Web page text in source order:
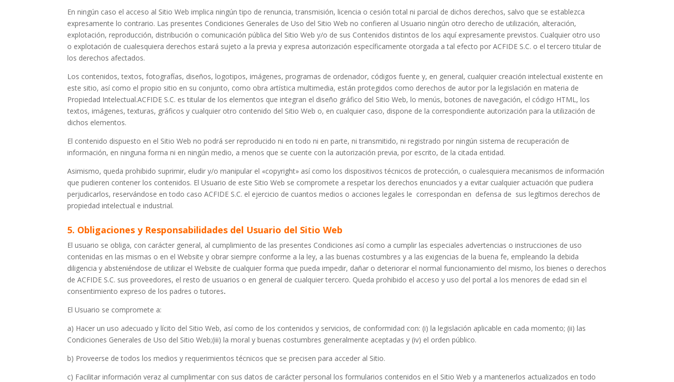
En ningún caso el acceso al Sitio Web implica ningún tipo de renuncia, transmisión, licencia o cesión total ni parcial de dichos derechos, salvo que se establezca
expresamente lo contrario. Las presentes Condiciones Generales de Uso del Sitio Web no confieren al Usuario ningún otro derecho de utilización, alteración,
explotación, reproducción, distribución o comunicación pública del Sitio Web y/o de sus Contenidos distintos de los aquí expresamente previstos. Cualquier otro uso
o explotación de cualesquiera derechos estará sujeto a la previa y expresa autorización específicamente otorgada a tal efecto por ACFIDE S.C. o el tercero titular de
los derechos afectados.
Los contenidos, textos, fotografías, diseños, logotipos, imágenes, programas de ordenador, códigos fuente y, en general, cualquier creación intelectual existente en
este sitio, así como el propio sitio en su conjunto, como obra artística multimedia, están protegidos como derechos de autor por la legislación en materia de
Propiedad Intelectual.ACFIDE S.C. es titular de los elementos que integran el diseño gráfico del Sitio Web, lo menús, botones de navegación, el código HTML, los
textos, imágenes, texturas, gráficos y cualquier otro contenido del Sitio Web o, en cualquier caso, dispone de la correspondiente autorización para la utilización de
dichos elementos.
El contenido dispuesto en el Sitio Web no podrá ser reproducido ni en todo ni en parte, ni transmitido, ni registrado por ningún sistema de recuperación de
información, en ninguna forma ni en ningún medio, a menos que se cuente con la autorización previa, por escrito, de la citada entidad.
Asimismo, queda prohibido suprimir, eludir y/o manipular el «copyright» así como los dispositivos técnicos de protección, o cualesquiera mecanismos de información
que pudieren contener los contenidos. El Usuario de este Sitio Web se compromete a respetar los derechos enunciados y a evitar cualquier actuación que pudiera
perjudicarlos, reservándose en todo caso ACFIDE S.C. el ejercicio de cuantos medios o acciones legales le correspondan en defensa de sus legítimos derechos de
propiedad intelectual e industrial.
5. Obligaciones y Responsabilidades del Usuario del Sitio Web
El usuario se obliga, con carácter general, al cumplimiento de las presentes Condiciones así como a cumplir las especiales advertencias o instrucciones de uso
contenidas en las mismas o en el Website y obrar siempre conforme a la ley, a las buenas costumbres y a las exigencias de la buena fe, empleando la debida
diligencia y absteniéndose de utilizar el Website de cualquier forma que pueda impedir, dañar o deteriorar el normal funcionamiento del mismo, los bienes o derechos
de ACFIDE S.C. sus proveedores, el resto de usuarios o en general de cualquier tercero. Queda prohibido el acceso y uso del portal a los menores de edad sin el
consentimiento expreso de los padres o tutores.
El Usuario se compromete a:
a) Hacer un uso adecuado y lícito del Sitio Web, así como de los contenidos y servicios, de conformidad con: (i) la legislación aplicable en cada momento; (ii) las
Condiciones Generales de Uso del Sitio Web;(iii) la moral y buenas costumbres generalmente aceptadas y (iv) el orden público.
b) Proveerse de todos los medios y requerimientos técnicos que se precisen para acceder al Sitio.
c) Facilitar información veraz al cumplimentar con sus datos de carácter personal los formularios contenidos en el Sitio Web y a mantenerlos actualizados en todo